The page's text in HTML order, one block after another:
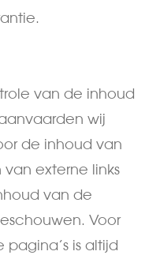
van de inhoud
wij
de inhoud van
van externe links
van de
Voor
is altijd